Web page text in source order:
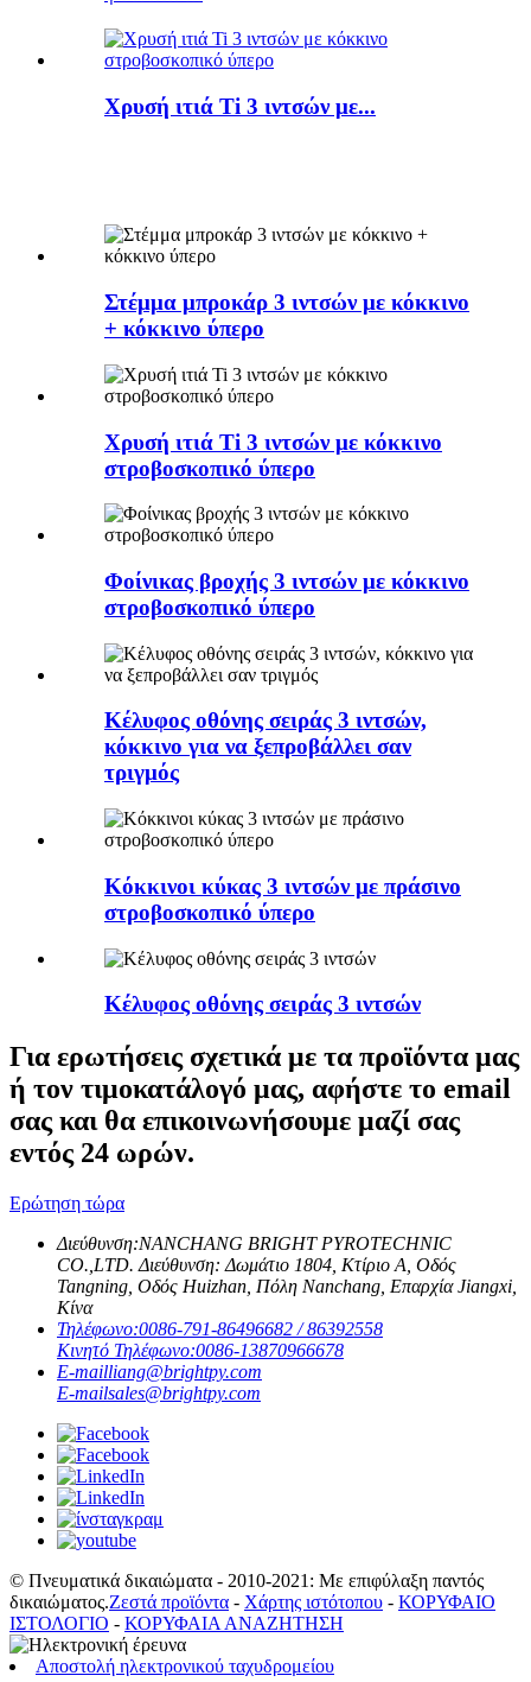
Χρυσή ιτιά Ti 3 ιντσών με...
Στέμμα μπροκάρ 3 ιντσών με κόκκινο
+ κόκκινο ύπερο
Χρυσή ιτιά Ti 3 ιντσών με κόκκινο
στροβοσκοπικό ύπερο
Φοίνικας βροχής 3 ιντσών με κόκκινο
στροβοσκοπικό ύπερο
Κέλυφος οθόνης σειράς 3 ιντσών,
κόκκινο για να ξεπροβάλλει σαν
τριγμός
Κόκκινοι κύκας 3 ιντσών με πράσινο
στροβοσκοπικό ύπερο
Κέλυφος οθόνης σειράς 3 ιντσών
Για ερωτήσεις σχετικά με τα προϊόντα μας
ή τον τιμοκατάλογό μας, αφήστε το email
σας και θα επικοινωνήσουμε μαζί σας
εντός 24 ωρών.
Ερώτηση τώρα
Διεύθυνση:NANCHANG BRIGHT PYROTECHNIC
CO.,LTD. Διεύθυνση: Δωμάτιο 1804, Κτίριο Α, Οδός
Tangning, Οδός Huizhan, Πόλη Nanchang, Επαρχία Jiangxi,
Κίνα
Τηλέφωνο:0086-791-86496682 / 86392558
Κινητό Τηλέφωνο:0086-13870966678
E-mailliang@brightpy.com
E-mailsales@brightpy.com
© Πνευματικά δικαιώματα - 2010-2021: Με επιφύλαξη παντός
δικαιώματος.Ζεστά προϊόντα - Χάρτης ιστότοπου - ΚΟΡΥΦΑΙΟ
ΙΣΤΟΛΟΓΙΟ - ΚΟΡΥΦΑΙΑ ΑΝΑΖΗΤΗΣΗ
Αποστολή ηλεκτρονικού ταχυδρομείου